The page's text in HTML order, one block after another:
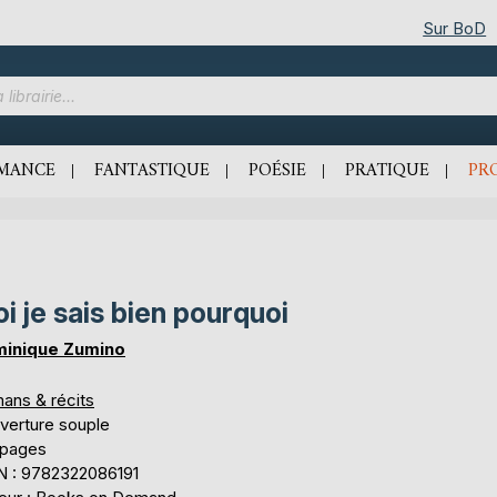
Sur BoD
FANTASTIQUE POÉSIE PRATIQUE
je sais bien pourquoi
Zumino
& récits
souple
: 9782322086191